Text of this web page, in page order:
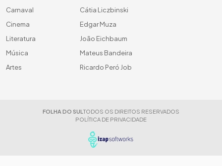
Carnaval
Cinema
Literatura
Música
Artes
Cátia Liczbinski
Edgar Muza
João Eichbaum
Mateus Bandeira
Ricardo Peró Job
FOLHA DO SUL TODOS OS DIREITOS RESERVADOS
POLÍTICA DE PRIVACIDADE